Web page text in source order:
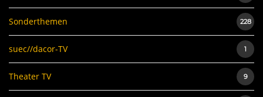
Sonderthemen 228
suec//dacor-TV 1
Theater TV 9